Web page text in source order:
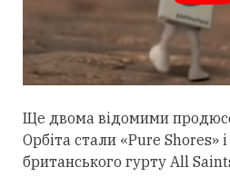
Ще двома відомими
Орбіта стали «Pure Shores»
британського гурту All